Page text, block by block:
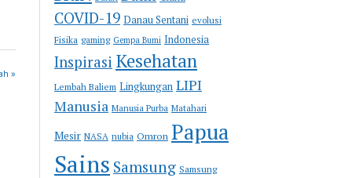
»
COVID-19 Danau Sentani evolusi
Fisika gaming Gempa Bumi Indonesia
Inspirasi Kesehatan
Lembah Baliem Lingkungan LIPI
Manusia Manusia Purba Matahari
Mesir NASA nubia Omron Papua
Sains Samsung Samsung